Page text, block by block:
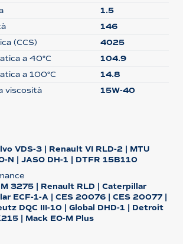
1.5
146
(CCS)
4025
a 40°C
104.9
a 100°C
14.8
viscosità
15W-40
VDS-3 | Renault VI RLD-2 | MTU
N | JASO DH-1 | DTFR 15B110
M 3275 | Renault RLD | Caterpillar
ECF-1-A | CES 20076 | CES 20077 |
DQC III-10 | Global DHD-1 | Detroit
| Mack EO-M Plus